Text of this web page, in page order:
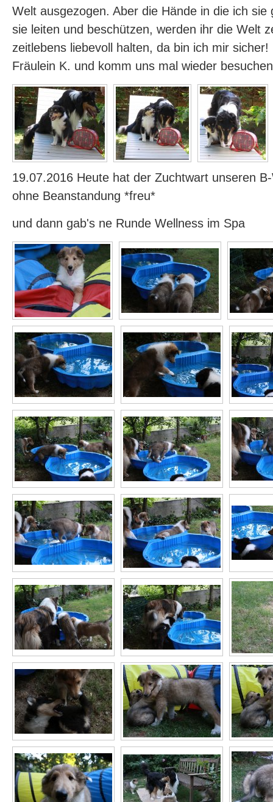
Welt ausgezogen. Aber die Hände in die ich sie
sie leiten und beschützen, werden ihr die Welt
zeitlebens liebevoll halten, da bin ich mir
Fräulein K. und komm uns mal wieder
19.07.2016 Heute hat der Zuchtwart unseren
ohne Beanstandung *freu*
und dann gab's ne Runde Wellness im Spa